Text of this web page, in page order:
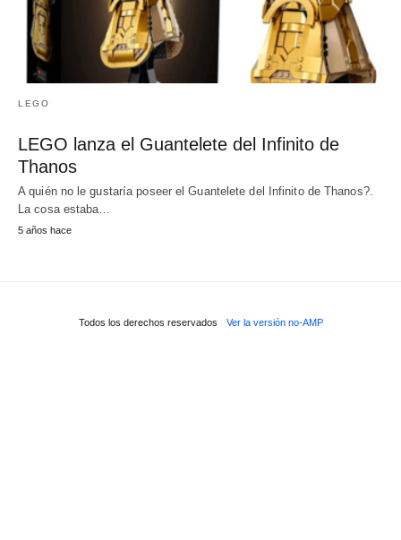
LEGO
LEGO lanza el Guantelete del Infinito de
Thanos
A quién no le gustaría poseer el Guantelete del Infinito de Thanos?.
La cosa estaba…
5 años hace
Todos los derechos reservados Ver la versión no-AMP